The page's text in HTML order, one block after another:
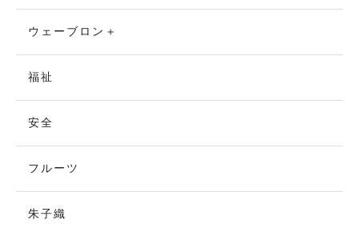
ウェーブロン＋
福祉
安全
フルーツ
朱子織